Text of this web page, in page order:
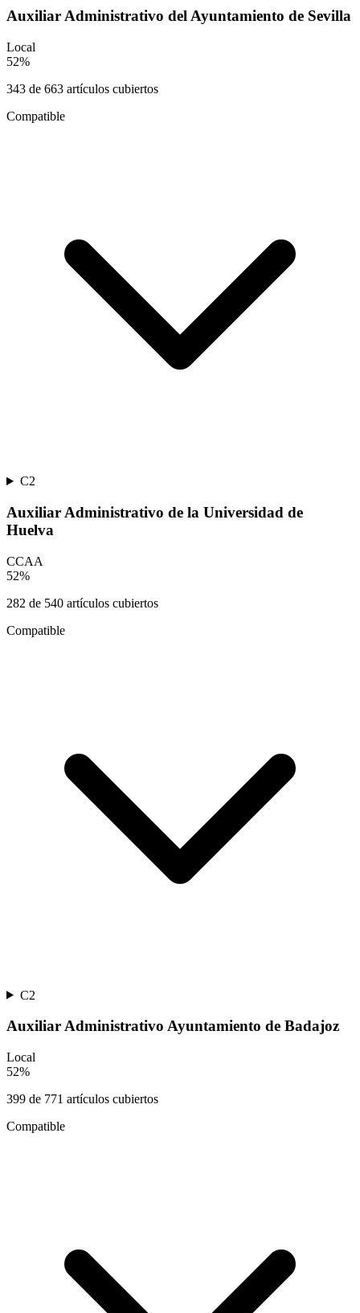
Auxiliar Administrativo del Ayuntamiento de Sevilla
Local
52%
343 de 663 artículos cubiertos
Compatible
C2
Auxiliar Administrativo de la Universidad de
Huelva
CCAA
52%
282 de 540 artículos cubiertos
Compatible
C2
Auxiliar Administrativo Ayuntamiento de Badajoz
Local
52%
399 de 771 artículos cubiertos
Compatible